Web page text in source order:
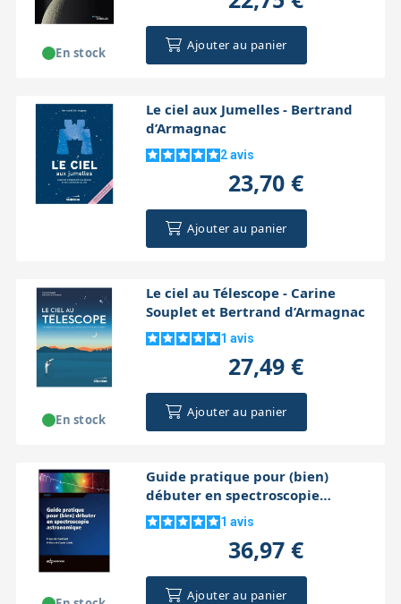
Ajouter au panier
En stock
Le ciel aux Jumelles - Bertrand
d’Armagnac
2avis
23,70 €
Ajouter au panier
Le ciel au Télescope - Carine
Souplet et Bertrand d’Armagnac
1 avis
27,49 €
Ajouter au panier
En stock
Guide pratique pour (bien)
débuter en spectroscopie
astronomique
1 avis
36,97 €
Ajouter au panier